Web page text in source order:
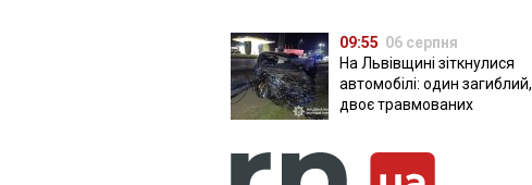
09:55 06 серпня
На Львівщині зіткнулися
автомобілі: один загиблий,
двоє травмованих